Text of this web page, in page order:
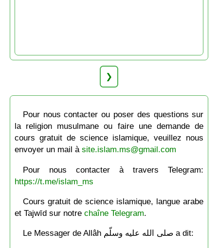
❯
Pour nous contacter ou poser des questions sur
la religion musulmane ou faire une demande de
cours gratuit de science islamique, veuillez nous
envoyer un mail à site.islam.ms@gmail.com
Pour nous contacter à travers Telegram:
https://t.me/islam_ms
Cours gratuit de science islamique, langue arabe
et Tajwīd sur notre chaîne Telegram.
Le Messager de Allâh صلى الله عليه وسلّم a dit: